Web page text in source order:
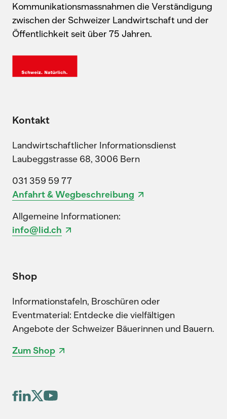
Kommunikationsmassnahmen die Verständigung
zwischen der Schweizer Landwirtschaft und der
Öffentlichkeit seit über 75 Jahren.
Kontakt
Landwirtschaftlicher Informationsdienst
Laubeggstrasse 68, 3006 Bern
031 359 59 77
Anfahrt & Wegbeschreibung
Allgemeine Informationen:
info@lid.ch
Shop
Informationstafeln, Broschüren oder
Eventmaterial: Entdecke die vielfältigen
Angebote der Schweizer Bäuerinnen und Bauern.
Zum Shop